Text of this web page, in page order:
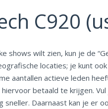
C920
shows wilt zien, kun je de
locaties; je kunt
aantallen actieve leden
hiervoor betaald te krijgen.
sneller. Daarnaast kan je er